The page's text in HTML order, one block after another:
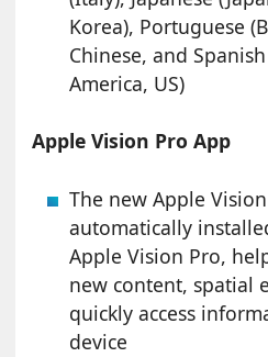
Korea), Portuguese
Chinese, and
America, US)
Apple Vision Pro App
The new Apple
automatically
Apple Vision Pro,
new content, spatial
quickly access
device